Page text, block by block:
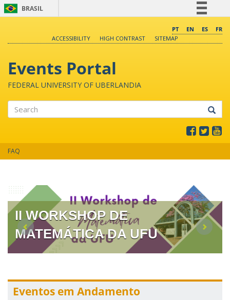
BRASIL
Comunica BR
Canais
PT EN ES
FR
ACCESSIBILITY
HIGH CONTRAST SITEMAP
Events Portal
FEDERAL UNIVERSITY OF UBERLANDIA
FAQ
II WORKSHOP DE
MATEMÁTICA DA UFU
Eventos em Andamento